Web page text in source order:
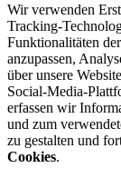
Wir verwenden
Tracking-
Funktionalitäten
anzupassen,
über unsere
Social-Media-
erfassen wir
und zum
zu gestalten und
Cookies.